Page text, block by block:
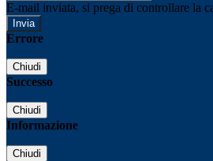
E-mail inviata, si prega di controllare la
Errore
Chiudi
Successo
Chiudi
Informazione
Chiudi